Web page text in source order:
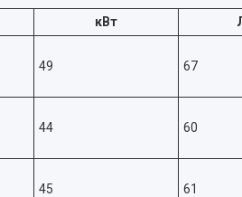
кВт
49 67
44 60
45 61